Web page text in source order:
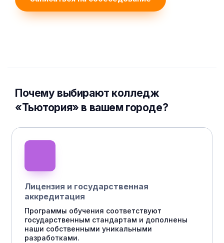
Почему выбирают колледж
«Тьютория» в вашем городе?
Лицензия и государственная
аккредитация
Программы обучения соответствуют
государственным стандартам и дополнены
наши собственными уникальными
разработками.